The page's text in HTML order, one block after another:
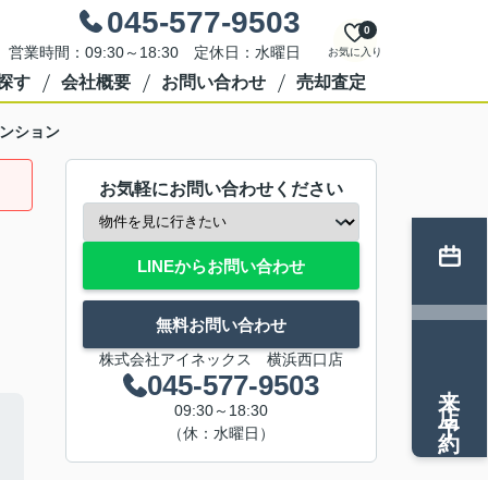
045-577-9503
営業時間：09:30～18:30 定休日：水曜日 お気に入り
0
す 会社概要 お問い合わせ 売却査定
ション
お気軽にお問い合わせください
LINEからお問い合わせ
無料お問い合わせ
株式会社アイネックス 横浜西口店
045-577-9503
09:30～18:30
（休：水曜日）
来店予約